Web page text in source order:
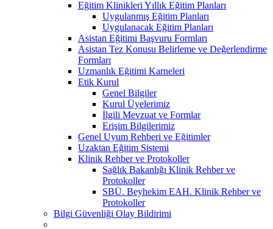
Eğitim Klinikleri Yıllık Eğitim Planları
Uygulanmış Eğitim Planları
Uygulanacak Eğitim Planları
Asistan Eğitimi Başvuru Formları
Asistan Tez Konusu Belirleme ve Değerlendirme
Formları
Uzmanlık Eğitimi Karneleri
Etik Kurul
Genel Bilgiler
Kurul Üyelerimiz
İlgili Mevzuat ve Formlar
Erişim Bilgilerimiz
Genel Uyum Rehberi ve Eğitimler
Uzaktan Eğitim Sistemi
Klinik Rehber ve Protokoller
Sağlık Bakanlığı Klinik Rehber ve
Protokoller
SBÜ. Beyhekim EAH. Klinik Rehber ve
Protokoller
Bilgi Güvenliği Olay Bildirimi